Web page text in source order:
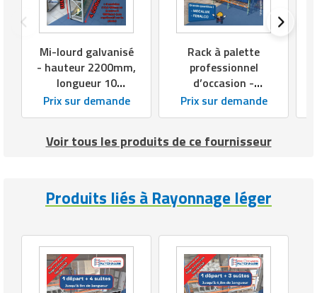
Mi-lourd galvanisé
- hauteur 2200mm,
longueur 10
000mm,
profondeur 600mm
Prix sur demande
Rack à palette
professionnel
d’occasion -
Hauteur : jusqu'à
10 m
Prix sur demande
Voir tous les produits de ce fournisseur
Produits liés à Rayonnage léger